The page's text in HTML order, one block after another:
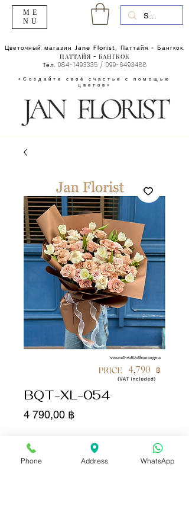
«Создайте своё счастье с помощью
цветов»
Цветочный магазин Jane Florist, Паттайя - Бангкок.
ПАТТАЙЯ - БАНГКОК
Тел. 084-1493335 / 099-6493488
ME
NU
BQT-XL-054
4 790,00 ฿Цена
Количество
Phone Address WhatsApp